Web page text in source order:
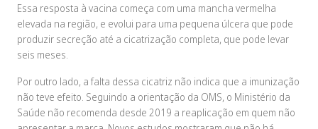
Essa resposta à vacina começa com uma mancha vermelha
elevada na região, e evolui para uma pequena úlcera que pode
produzir secreção até a cicatrização completa, que pode levar
seis meses.
Por outro lado, a falta dessa cicatriz não indica que a imunização
não teve efeito. Seguindo a orientação da OMS, o Ministério da
Saúde não recomenda desde 2019 a reaplicação em quem não